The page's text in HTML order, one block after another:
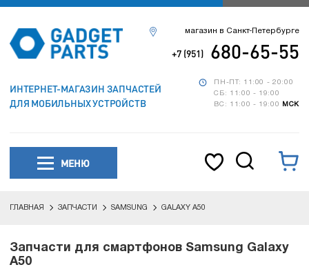
ИНТЕРНЕТ-МАГАЗИН ЗАПЧАСТЕЙ
ДЛЯ МОБИЛЬНЫХ УСТРОЙСТВ
ПН-ПТ: 11:00 - 20:00
СБ: 11:00 - 19:00
ВС: 11:00 - 19:00
МСК
магазин в Санкт-Петербурге
+7 (951) 680-65-55
МЕНЮ
ГЛАВНАЯ ЗАПЧАСТИ SAMSUNG GALAXY A50
Запчасти для смартфонов Samsung Galaxy
A50